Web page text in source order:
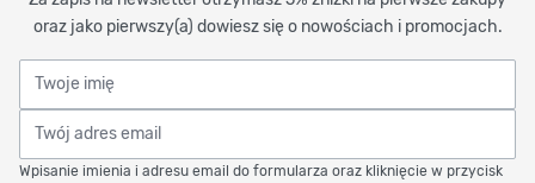
oraz jako pierwszy(a) dowiesz się o nowościach i promocjach.
Twoje imię
Twój adres email
Wpisanie imienia i adresu email do formularza oraz kliknięcie w przycisk